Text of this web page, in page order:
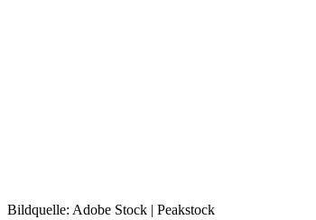
Bildquelle: Adobe Stock | Peakstock